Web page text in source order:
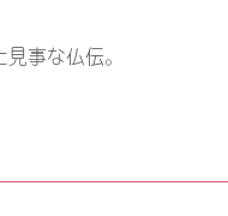
事な仏伝。